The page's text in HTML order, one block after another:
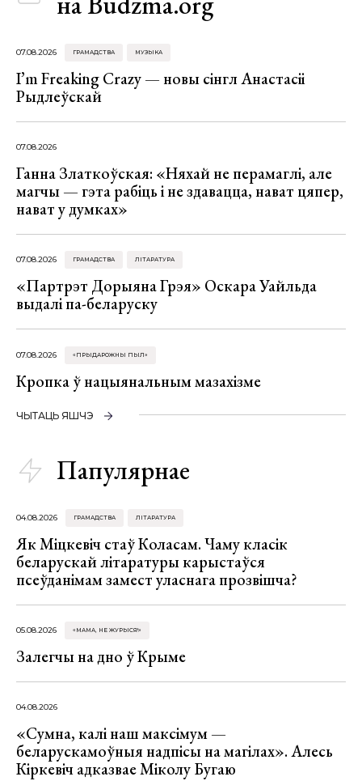
07.08.2026 ГРАМАДСТВА МУЗЫКА
I’m Freaking Crazy — новы сінгл Анастасіі
Рыдлеўскай
07.08.2026
Ганна Златкоўская: «Няхай не перамаглі, але
магчы — гэта рабіць і не здавацца, нават цяпер,
нават у думках»
07.08.2026 ГРАМАДСТВА ЛІТАРАТУРА
«Партрэт Дорыяна Грэя» Оскара Уайльда
выдалі па-беларуску
07.08.2026 «ПРЫДАРОЖНЫ ПЫЛ»
Кропка ў нацыянальным мазахізме
ЧЫТАЦЬ ЯШЧЭ
Папулярнае
04.08.2026 ГРАМАДСТВА ЛІТАРАТУРА
Як Міцкевіч стаў Коласам. Чаму класік
беларускай літаратуры карыстаўся
псеўданімам замест уласнага прозвішча?
05.08.2026 «МАМА, НЕ ЖУРЫСЯ!»
Залегчы на дно ў Крыме
04.08.2026
«Сумна, калі наш максімум —
беларускамоўныя надпісы на магілах». Алесь
Кіркевіч адказвае Міколу Бугаю